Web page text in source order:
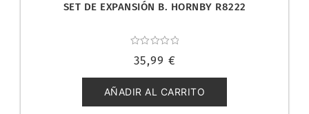
SET DE EXPANSIÓN B. HORNBY R8222
con
de
5
35,99 €
AÑADIR AL CARRITO